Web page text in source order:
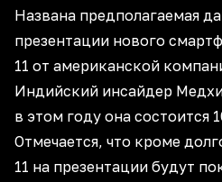
Названа предполагаемая
презентации нового
11 от американской
Индийский инсайдер
в этом году она состоится
Отмечается, что кроме
11 на презентации будут